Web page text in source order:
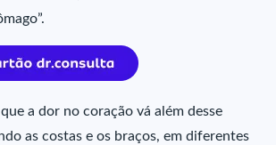
a dor no coração vá além desse
as costas e os braços, em diferentes